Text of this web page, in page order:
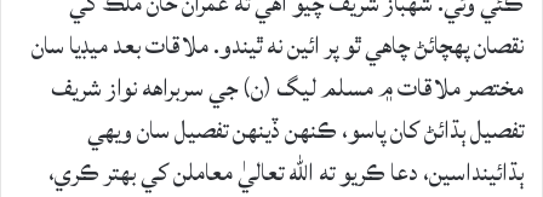
نقصان پهچائڻ چاهي ٿو پر ائين نه ٿيندو. ملاقات بعد ميڊيا سان
مختصر ملاقات ۾ مسلم ليگ (ن) جي سربراهه نواز شريف
تفصيل ٻڌائڻ کان پاسو، ڪنهن ڏينهن تفصيل سان ويهي
ٻڌائينداسين، دعا ڪريو ته الله تعاليٰ معاملن کي بهتر ڪري،